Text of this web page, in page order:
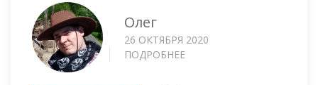
Олег
26 ОКТЯБРЯ 2020
ПОДРОБНЕЕ